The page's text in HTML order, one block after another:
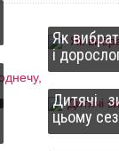
Як
і
Дитячі
цьому